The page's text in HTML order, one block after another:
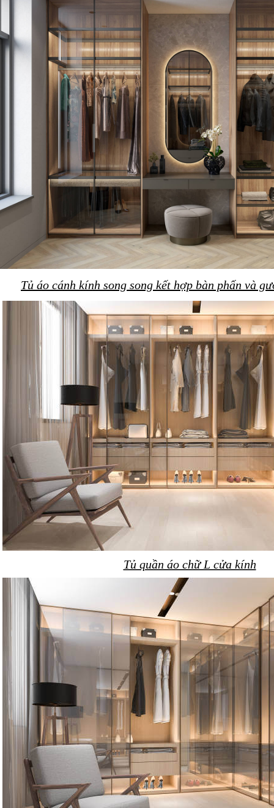
Tủ áo cánh kính song song kết hợp bàn phấn và
Tủ quần áo chữ L cửa kính